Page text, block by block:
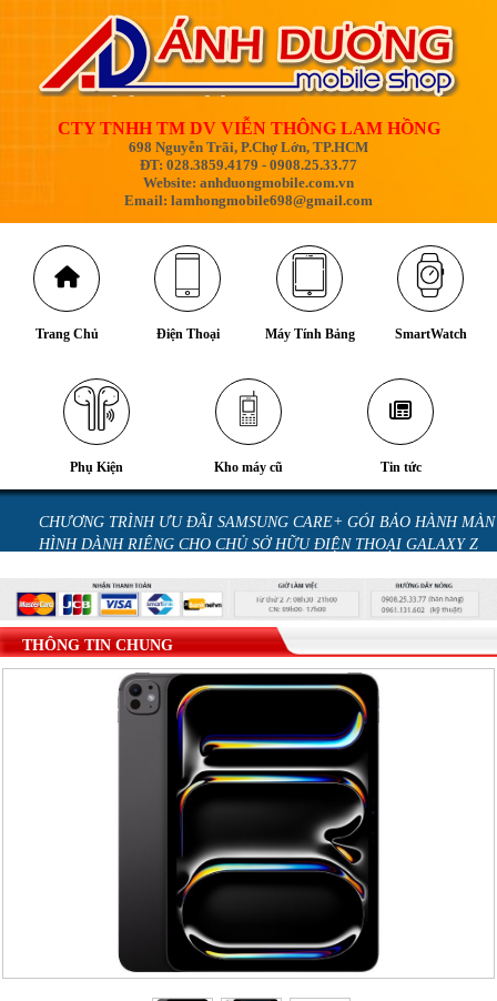
CTY TNHH TM DV VIỄN THÔNG LAM HỒNG
698 Nguyễn Trãi, P.Chợ Lớn, TP.HCM
ĐT: 028.3859.4179 - 0908.25.33.77
Website: anhduongmobile.com.vn
Email: lamhongmobile698@gmail.com
Trang Chủ Điện Thoại Máy Tính Bảng SmartWatch
Phụ Kiện Kho máy cũ Tin tức
CHƯƠNG TRÌNH ƯU ĐÃI SAMSUNG CARE+ GÓI BẢO HÀNH MÀN
HÌNH DÀNH RIÊNG CHO CHỦ SỞ HỮU ĐIỆN THOẠI GALAXY Z
THÔNG TIN CHUNG